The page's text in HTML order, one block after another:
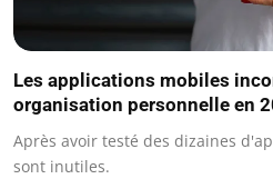
Les applications mobiles
organisation personnelle en
Après avoir testé des dizaines
sont inutiles.